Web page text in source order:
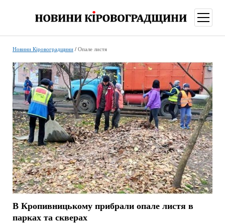
меню
Новини Кіровоградщини/ Опале листя
В Кропивницькому прибрали опале листя в
парках та скверах